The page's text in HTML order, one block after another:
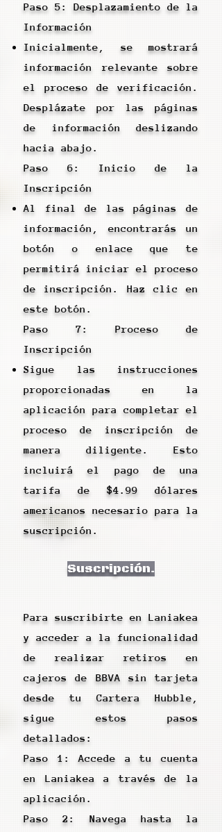
Paso 5: Desplazamiento de la
Información
Inicialmente, se mostrará
información relevante sobre
el proceso de verificación.
Desplázate por las páginas
de información deslizando
hacia abajo.
Paso 6: Inicio de la
Inscripción
Al final de las páginas de
información, encontrarás un
botón o enlace que te
permitirá iniciar el proceso
de inscripción. Haz clic en
este botón.
Paso 7: Proceso de
Inscripción
Sigue las instrucciones
proporcionadas en la
aplicación para completar el
proceso de inscripción de
manera diligente. Esto
incluirá el pago de una
tarifa de $4.99 dólares
americanos necesario para la
suscripción.
Suscripción.
Para suscribirte en Laniakea
y acceder a la funcionalidad
de realizar retiros en
cajeros de BBVA sin tarjeta
desde tu Cartera Hubble,
sigue estos pasos
detallados:
Paso 1: Accede a tu cuenta
en Laniakea a través de la
aplicación.
Paso 2: Navega hasta la